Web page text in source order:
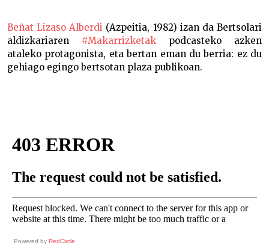
Beñat Lizaso Alberdi (Azpeitia, 1982) izan da Bertsolari
aldizkariaren #Makarrizketak podcasteko azken
ataleko protagonista, eta bertan eman du berria: ez du
gehiago egingo bertsotan plaza publikoan.
Powered by RedCircle